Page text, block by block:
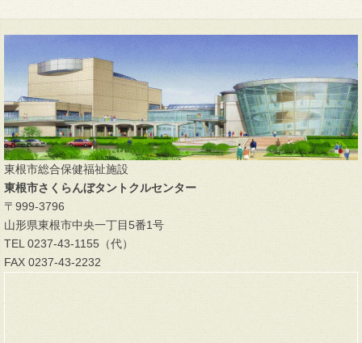
東根市総合保健福祉施設
東根市さくらんぼタントクルセンター
〒999-3796
山形県東根市中央一丁目5番1号
TEL 0237-43-1155（代）
FAX 0237-43-2232